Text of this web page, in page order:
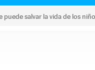
salvar la vida de los